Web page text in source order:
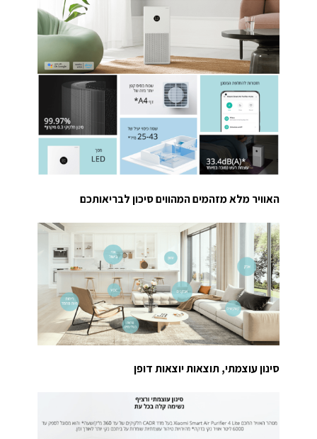
האוויר מלא מזהמים המהווים סיכון לבריאותכם
סינון עוצמתי, תוצאות יוצאות דופן